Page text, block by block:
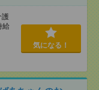
護
給
気になる！